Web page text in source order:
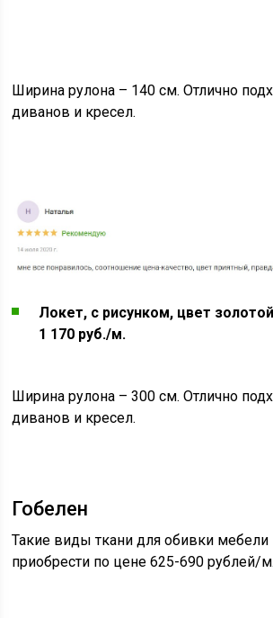
Ширина рулона – 140 см. Отлично
диванов и кресел.
Локет, с рисунком, цвет
1 170 руб./м.
Ширина рулона – 300 см. Отлично
диванов и кресел.
Гобелен
Такие виды ткани для обивки
приобрести по цене 625-690 рублей/м.